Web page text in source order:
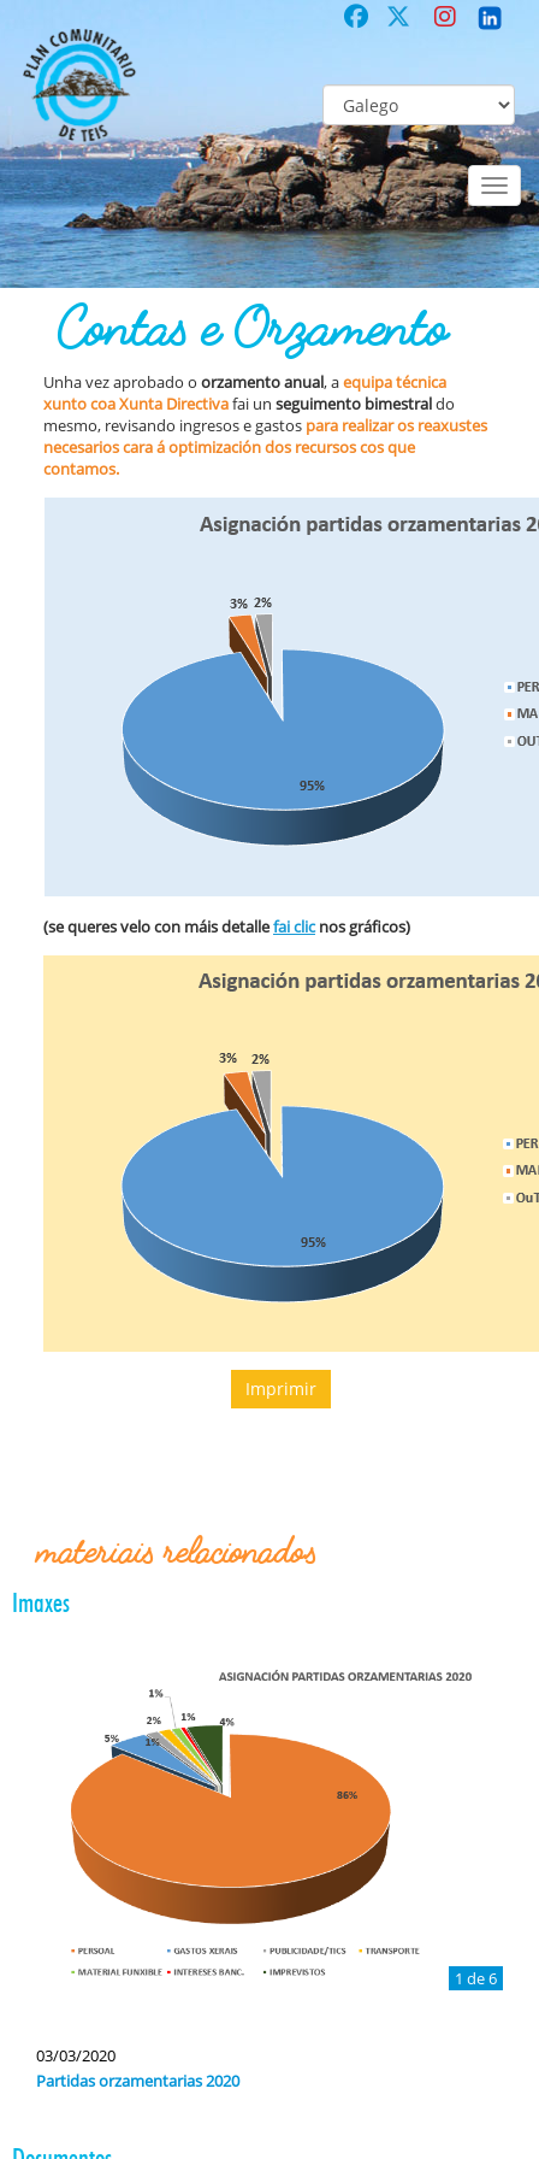
Toggle
COMUNITARIO Co-laboración participativa Contas e Orzamento
Contas e Orzamento
Unha vez aprobado o orzamento anual, aequipa técnica
xunto coa Xunta Directivafai un seguimento bimestraldo
mesmo, revisando ingresos e gastos para realizar os reaxustes
necesarios cara á optimización dos recursos cos que
contamos.
(se queres velo con máis detallefai clicnos gráficos)
Imprimir
materiais relacionados
Imaxes
1 de 6
03/03/2020
Partidas orzamentarias 2020